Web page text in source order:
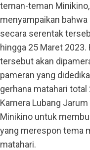
teman-teman
menyampaikan
secara serentak
hingga 25 Maret
tersebut akan
pameran yang
gerhana matahari total
Kamera Lubang
Minikino untuk
yang merespon tema
matahari.